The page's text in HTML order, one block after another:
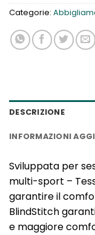
Categorie:
DESCRIZIONE
INFORMAZIONI
Sviluppata per
multi-sport –
garantire il
BlindStitch
e maggiore